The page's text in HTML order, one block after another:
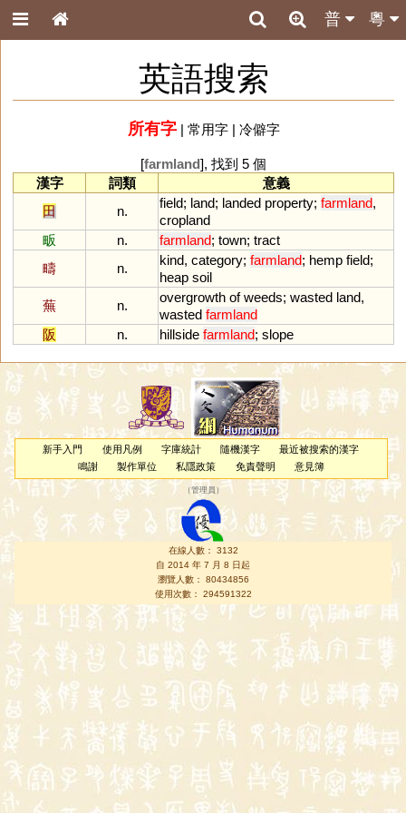
粵
普
英語搜索
所有字| 常用字| 冷僻字
[farmland], 找到 5 個
漢字
詞類
意義
田
n.
field; land; landed property; farmland,
cropland
畈
n. farmland; town; tract
疇
n.
kind, category; farmland; hemp field;
heap soil
蕪
n.
overgrowth of weeds; wasted land,
wasted farmland
阪
n. hillside farmland; slope
新手入門 使用凡例 字庫統計 隨機漢字
最近被搜索的漢字
鳴謝
製作單位 私隱政策 免責聲明 意見簿
（管理員 ）
在線人數： 3132
自 2014 年 7 月 8 日起
瀏覽人數： 80434856
使用次數： 294591322